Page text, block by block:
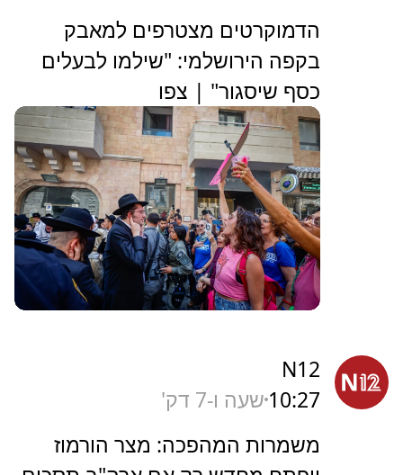
הדמוקרטים מצטרפים למאבק
בקפה הירושלמי: "שילמו לבעלים
כסף שיסגור" | צפו
N12
10:27 שעה ו-7 דק'
משמרות המהפכה: מצר הורמוז